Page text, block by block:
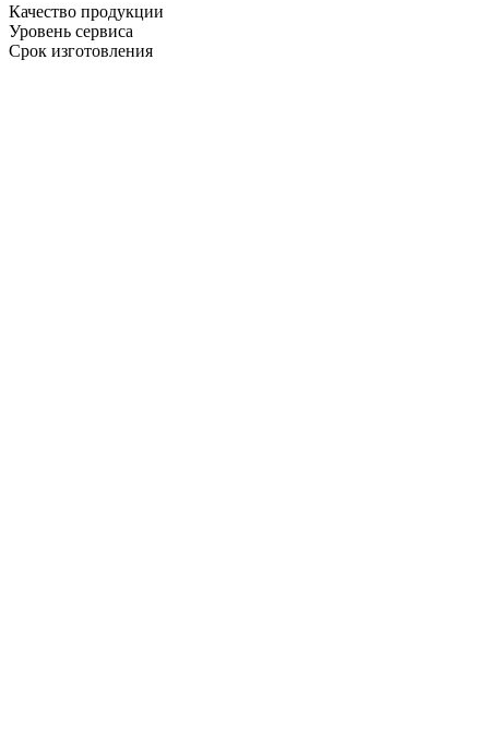
Качество продукции
Уровень сервиса
Срок изготовления